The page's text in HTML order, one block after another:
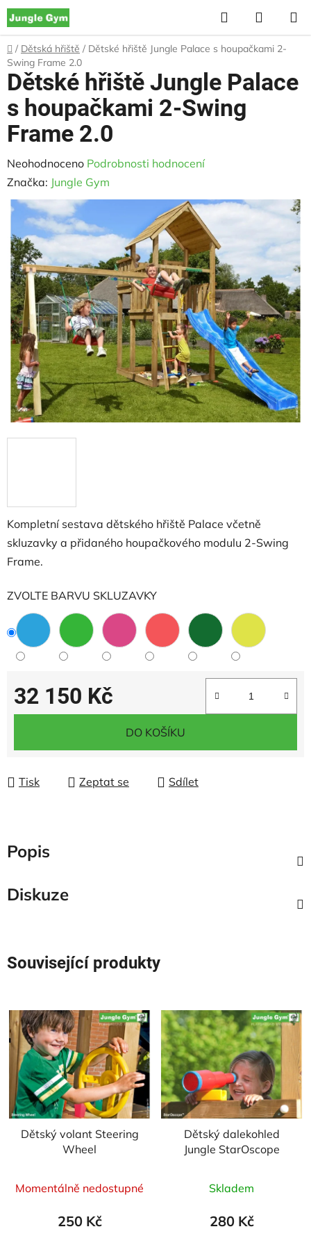
Přejít
na
obsah
Hledat
KOŠÍK
Domů
/ Dětská hřiště / Dětské hřiště Jungle Palace s houpačkami 2-
Swing Frame 2.0
Kompletní sestava dětského hřiště Palace včetně
skluzavky a přidaného houpačkového modulu 2-Swing
Frame.
ZVOLTE BARVU SKLUZAVKY
32 150 Kč
Měrná cena:
DO KOŠÍKU
Tisk Zeptat se Sdílet
Dětské hřiště Jungle Palace
s houpačkami 2-Swing
Frame 2.0
Průměrné
hodnocení
produktu
0,0
z
5
hvězdiček.
Neohodnoceno Podrobnosti hodnocení
Značka: Jungle Gym
Popis
Diskuze
Související produkty
Dětský volant Steering
Wheel
hodnocení
produktu
Momentálně nedostupné
250 Kč
Dětský dalekohled
Jungle StarOscope
hodnocení
produktu
Skladem
280 Kč